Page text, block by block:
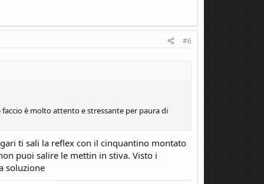
#6
è molto attento e stressante per paura di
ti sali la reflex con il cinquantino montato
puoi salire le mettin in stiva. Visto i
soluzione